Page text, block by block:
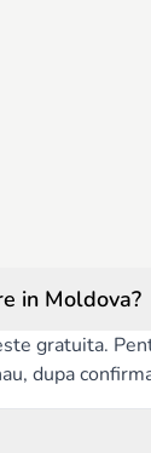
in Moldova?
gratuita.
dupa